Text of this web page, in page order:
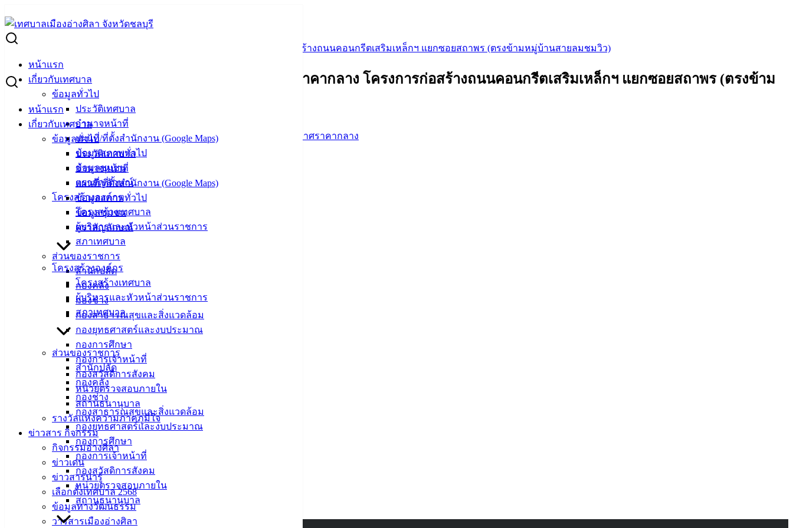
to
content
หน้าแรก
เกี่ยวกับเทศบาล
ข้อมูลทั่วไป
ประวัติเทศบาล
อำนาจหน้าที่
แผนที่/ที่ตั้งสำนักงาน (Google Maps)
ข้อมูลสภาพทั่วไป
ข้อมูลชุมชน
ตราสัญลักษณ์
โครงสร้างองค์กร
โครงสร้างเทศบาล
ผู้บริหารและหัวหน้าส่วนราชการ
สภาเทศบาล
ส่วนของราชการ
สำนักปลัด
กองคลัง
กองช่าง
กองสาธารณสุขและสิ่งแวดล้อม
กองยุทธศาสตร์และงบประมาณ
กองการศึกษา
กองการเจ้าหน้าที่
กองสวัสดิการสังคม
หน่วยตรวจสอบภายใน
สถานธนานุบาล
รางวัลแห่งความภาคภูมิใจ
ข่าวสาร กิจกรรม
กิจกรรมอ่างศิลา
ข่าวเด่น
ข่าวสารน่ารู้
เลือกตั้งเทศบาล 2568
ข้อมูลทางวัฒนธรรม
วารสารเมืองอ่างศิลา
หน้าแรก
เกี่ยวกับเทศบาล
ข้อมูลทั่วไป
ประวัติเทศบาล
อำนาจหน้าที่
แผนที่/ที่ตั้งสำนักงาน (Google Maps)
ข้อมูลสภาพทั่วไป
ข้อมูลชุมชน
ตราสัญลักษณ์
โครงสร้างองค์กร
โครงสร้างเทศบาล
ผู้บริหารและหัวหน้าส่วนราชการ
สภาเทศบาล
ส่วนของราชการ
สำนักปลัด
กองคลัง
กองช่าง
กองสาธารณสุขและสิ่งแวดล้อม
กองยุทธศาสตร์และงบประมาณ
กองการศึกษา
กองการเจ้าหน้าที่
กองสวัสดิการสังคม
หน่วยตรวจสอบภายใน
สถานธนานุบาล
Search
for:
ตารางแสดงวงเงินงบประมาณที่ได้รับจัดสรรและราคากลาง โครงการก่อสร้างถนนคอนกรีตเสริมเหล็กฯ แยกซอยสถาพร (ตรงข้ามหมู่บ้านสายลมชมวิว)
ตารางแสดงวงเงินงบประมาณที่ได้รับจัดสรรและราคากลาง โครงการก่อสร้างถนนคอนกรีตเสริมเหล็กฯ แยกซอยสถาพร (ตรงข้าม
หมู่บ้านสายลมชมวิว)
มีนาคม 25, 2024เมษายน 2, 2024 vichakarn ประกาศราคากลาง
ถนนคอนกรีตเสริมเหล็กฯ แยกซอยสถาพร